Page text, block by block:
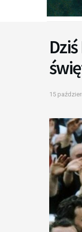
15